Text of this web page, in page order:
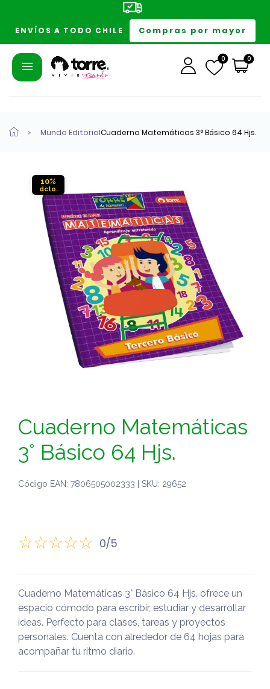
ENVÍOS A TODO CHILE Compras por mayor
0 0
Mundo EditorialCuaderno Matemáticas 3° Básico 64 Hjs.
10%
Cuaderno Matemáticas
3° Básico 64 Hjs.
Código EAN: 7806505002333 | SKU: 29652
0/5
Cuaderno Matemáticas 3° Básico 64 Hjs. ofrece un
espacio cómodo para escribir, estudiar y desarrollar
ideas. Perfecto para clases, tareas y proyectos
personales. Cuenta con alrededor de 64 hojas para
acompañar tu ritmo diario.